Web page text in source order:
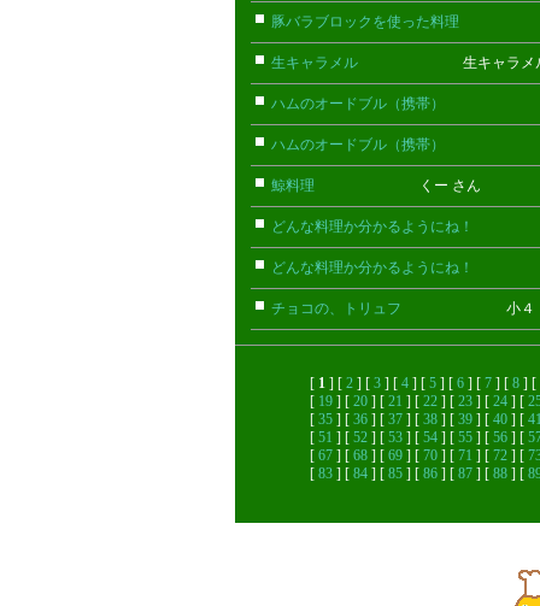
豚バラブロックを使った料理
生キャラメル 生キャラメル
ハムのオードブル（携帯）
ハムのオードブル（携帯）
鯨料理 くー さん
どんな料理か分かるようにね！
どんな料理か分かるようにね！
チョコの、トリュフ 小４ さ
[ 1 ] [ 2 ] [ 3 ] [ 4 ] [ 5 ] [ 6 ] [ 7 ] [ 8 ] [
[ 19 ] [ 20 ] [ 21 ] [ 22 ] [ 23 ] [ 24 ] [
[ 35 ] [ 36 ] [ 37 ] [ 38 ] [ 39 ] [ 40 ] [
[ 51 ] [ 52 ] [ 53 ] [ 54 ] [ 55 ] [ 56 ] [
[ 67 ] [ 68 ] [ 69 ] [ 70 ] [ 71 ] [ 72 ] [
[ 83 ] [ 84 ] [ 85 ] [ 86 ] [ 87 ] [ 88 ] [